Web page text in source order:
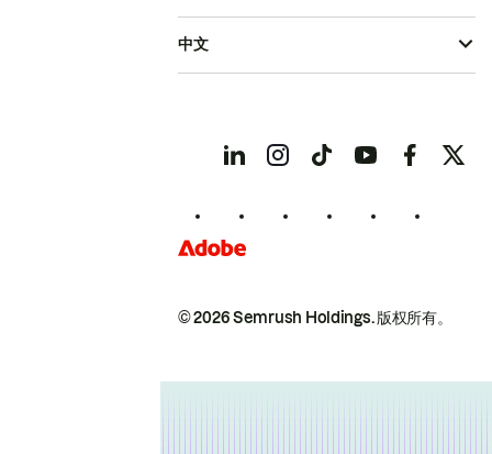
© 2026 Semrush Holdings.版权所有。
中文